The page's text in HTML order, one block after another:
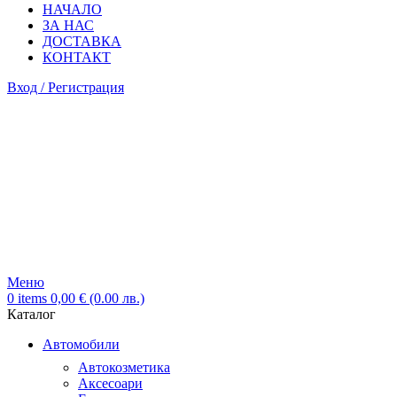
НАЧАЛО
ЗА НАС
ДОСТАВКА
КОНТАКТ
Вход / Регистрация
Меню
0 items 0,00 € (0.00 лв.)
Каталог
Автомобили
Автокозметика
Аксесоари